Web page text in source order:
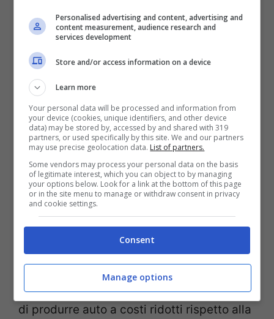
In prima fila c’èByd, marchio che ha un
valore di mercato di oltre 100 miliardi di
dollari ed offre più di 60 versioni diverse di
auto elettriche e ibride plug-in. Cresce
ancheNio, oltre a
automobilistiche cinesi hanno dalla loro
un’arma importante, ossia che il Paese ha
la più ampia produzione di batterie agli
ioni di litio al mondo. E questo gli permette
di produrre auto a costi ridotti rispetto alla
Personalised advertising and content, advertising and
content measurement, audience research and
services development
Store and/or access information on a device
Learn more
Your personal data will be processed and information from
your device (cookies, unique identifiers, and other device
data) may be stored by, accessed by and shared with 319
partners, or used specifically by this site. We and our partners
may use precise geolocation data. List of partners.
Some vendors may process your personal data on the basis
of legitimate interest, which you can object to by managing
your options below. Look for a link at the bottom of this page
or in the site menu to manage or withdraw consent in privacy
and cookie settings.
Consent
Manage options